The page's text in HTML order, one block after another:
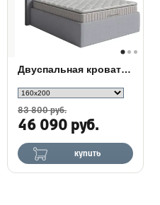
Двуспальная кровать Airis
83 800 руб.
46 090 руб.
купить